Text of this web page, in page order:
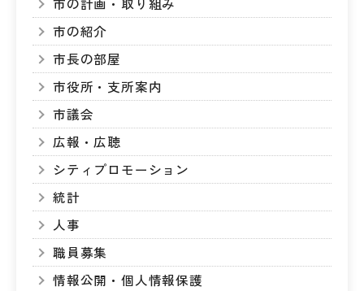
市の紹介
市長の部屋
市役所・支所案内
市議会
広報・広聴
シティプロモーション
統計
人事
職員募集
情報公開・個人情報保護